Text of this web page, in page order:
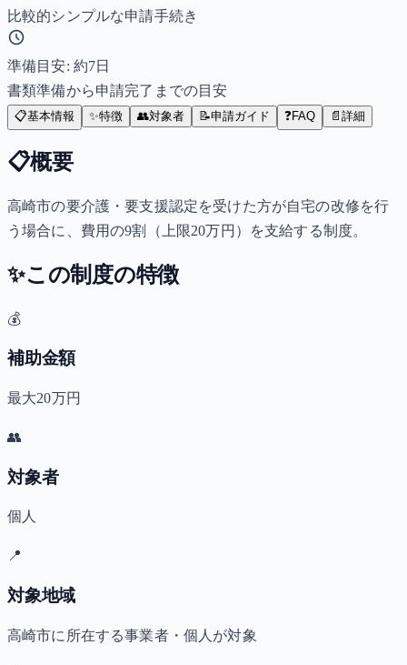
比較的シンプルな申請手続き
準備目安: 約7日
書類準備から申請完了までの目安
📋基本情報 ✨特徴 👥対象者 📝申請ガイド ❓FAQ 📄 詳細
📋概要
高崎市の要介護・要支援認定を受けた方が自宅の改修を行
う場合に、費用の9割（上限20万円）を支給する制度。
✨この制度の特徴
💰
補助金額
最大20万円
👥
対象者
個人
📍
対象地域
高崎市に所在する事業者・個人が対象